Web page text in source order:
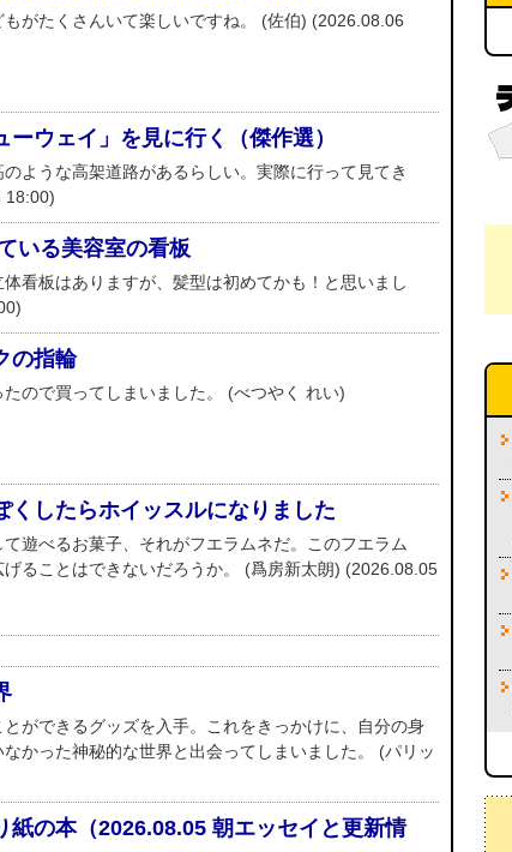
がたくさんいて楽しいですね。 (佐伯) (2026.08.06
ウェイ」を見に行く（傑作選）
ような高架道路があるらしい。実際に行って見てき
18:00)
いる美容室の看板
看板はありますが、髪型は初めてかも！と思いまし
の指輪
ので買ってしまいました。 (べつやく れい)
くしたらホイッスルになりました
遊べるお菓子、それがフエラムネだ。このフエラム
ることはできないだろうか。 (爲房新太朗) (2026.08.05
ができるグッズを入手。これをきっかけに、自分の身
かった神秘的な世界と出会ってしまいました。 (パリッ
紙の本（2026.08.05 朝エッセイと更新情